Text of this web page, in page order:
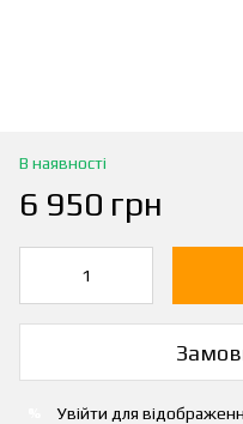
В наявності
6 950 грн
Увійти для